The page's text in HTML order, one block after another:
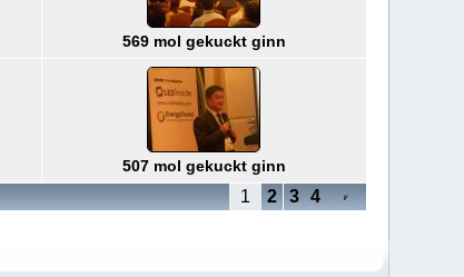
569 mol gekuckt ginn
507 mol gekuckt ginn
1 2 3 4